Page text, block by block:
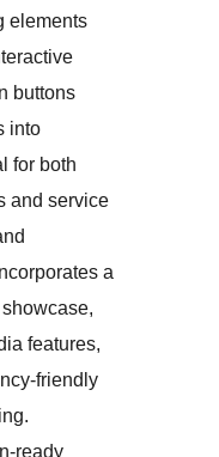
elements
buttons
into
for both
and service
a
features,
friendly
ready